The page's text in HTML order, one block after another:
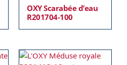
OXY Scarabée d’eau
R201704-100